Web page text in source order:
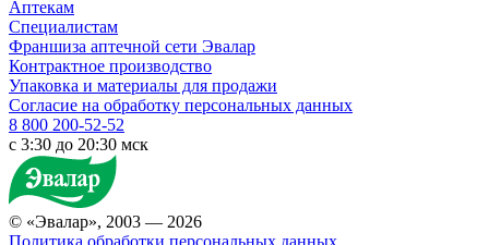
Аптекам
Специалистам
Франшиза аптечной сети Эвалар
Контрактное производство
Упаковка и материалы для продажи
Согласие на обработку персональных данных
8 800 200-52-52
c 3:30 до 20:30 мск
© «Эвалар», 2003 — 2026